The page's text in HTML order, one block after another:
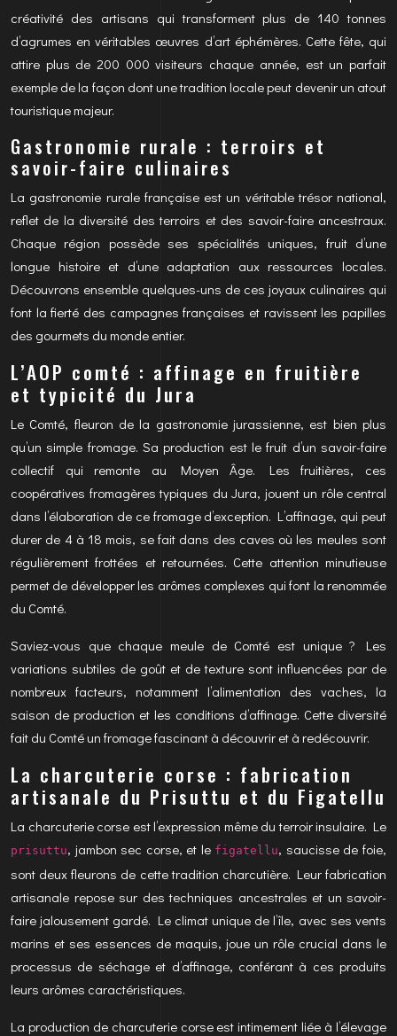
créativité des artisans qui transforment plus de 140 tonnes
d’agrumes en véritables œuvres d’art éphémères. Cette fête, qui
attire plus de 200 000 visiteurs chaque année, est un parfait
exemple de la façon dont une tradition locale peut devenir un atout
touristique majeur.
Gastronomie rurale : terroirs et
savoir-faire culinaires
La gastronomie rurale française est un véritable trésor national,
reflet de la diversité des terroirs et des savoir-faire ancestraux.
Chaque région possède ses spécialités uniques, fruit d’une
longue histoire et d’une adaptation aux ressources locales.
Découvrons ensemble quelques-uns de ces joyaux culinaires qui
font la fierté des campagnes françaises et ravissent les papilles
des gourmets du monde entier.
L’AOP comté : affinage en fruitière
et typicité du Jura
Le Comté, fleuron de la gastronomie jurassienne, est bien plus
qu’un simple fromage. Sa production est le fruit d’un savoir-faire
collectif qui remonte au Moyen Âge. Les fruitières, ces
coopératives fromagères typiques du Jura, jouent un rôle central
dans l’élaboration de ce fromage d’exception. L’affinage, qui peut
durer de 4 à 18 mois, se fait dans des caves où les meules sont
régulièrement frottées et retournées. Cette attention minutieuse
permet de développer les arômes complexes qui font la renommée
du Comté.
Saviez-vous que chaque meule de Comté est unique ? Les
variations subtiles de goût et de texture sont influencées par de
nombreux facteurs, notamment l’alimentation des vaches, la
saison de production et les conditions d’affinage. Cette diversité
fait du Comté un fromage fascinant à découvrir et à redécouvrir.
La charcuterie corse : fabrication
artisanale du Prisuttu et du Figatellu
La charcuterie corse est l’expression même du terroir insulaire. Le
prisuttu, jambon sec corse, et le figatellu, saucisse de foie,
sont deux fleurons de cette tradition charcutière. Leur fabrication
artisanale repose sur des techniques ancestrales et un savoir-
faire jalousement gardé. Le climat unique de l’île, avec ses vents
marins et ses essences de maquis, joue un rôle crucial dans le
processus de séchage et d’affinage, conférant à ces produits
leurs arômes caractéristiques.
La production de charcuterie corse est intimement liée à l’élevage